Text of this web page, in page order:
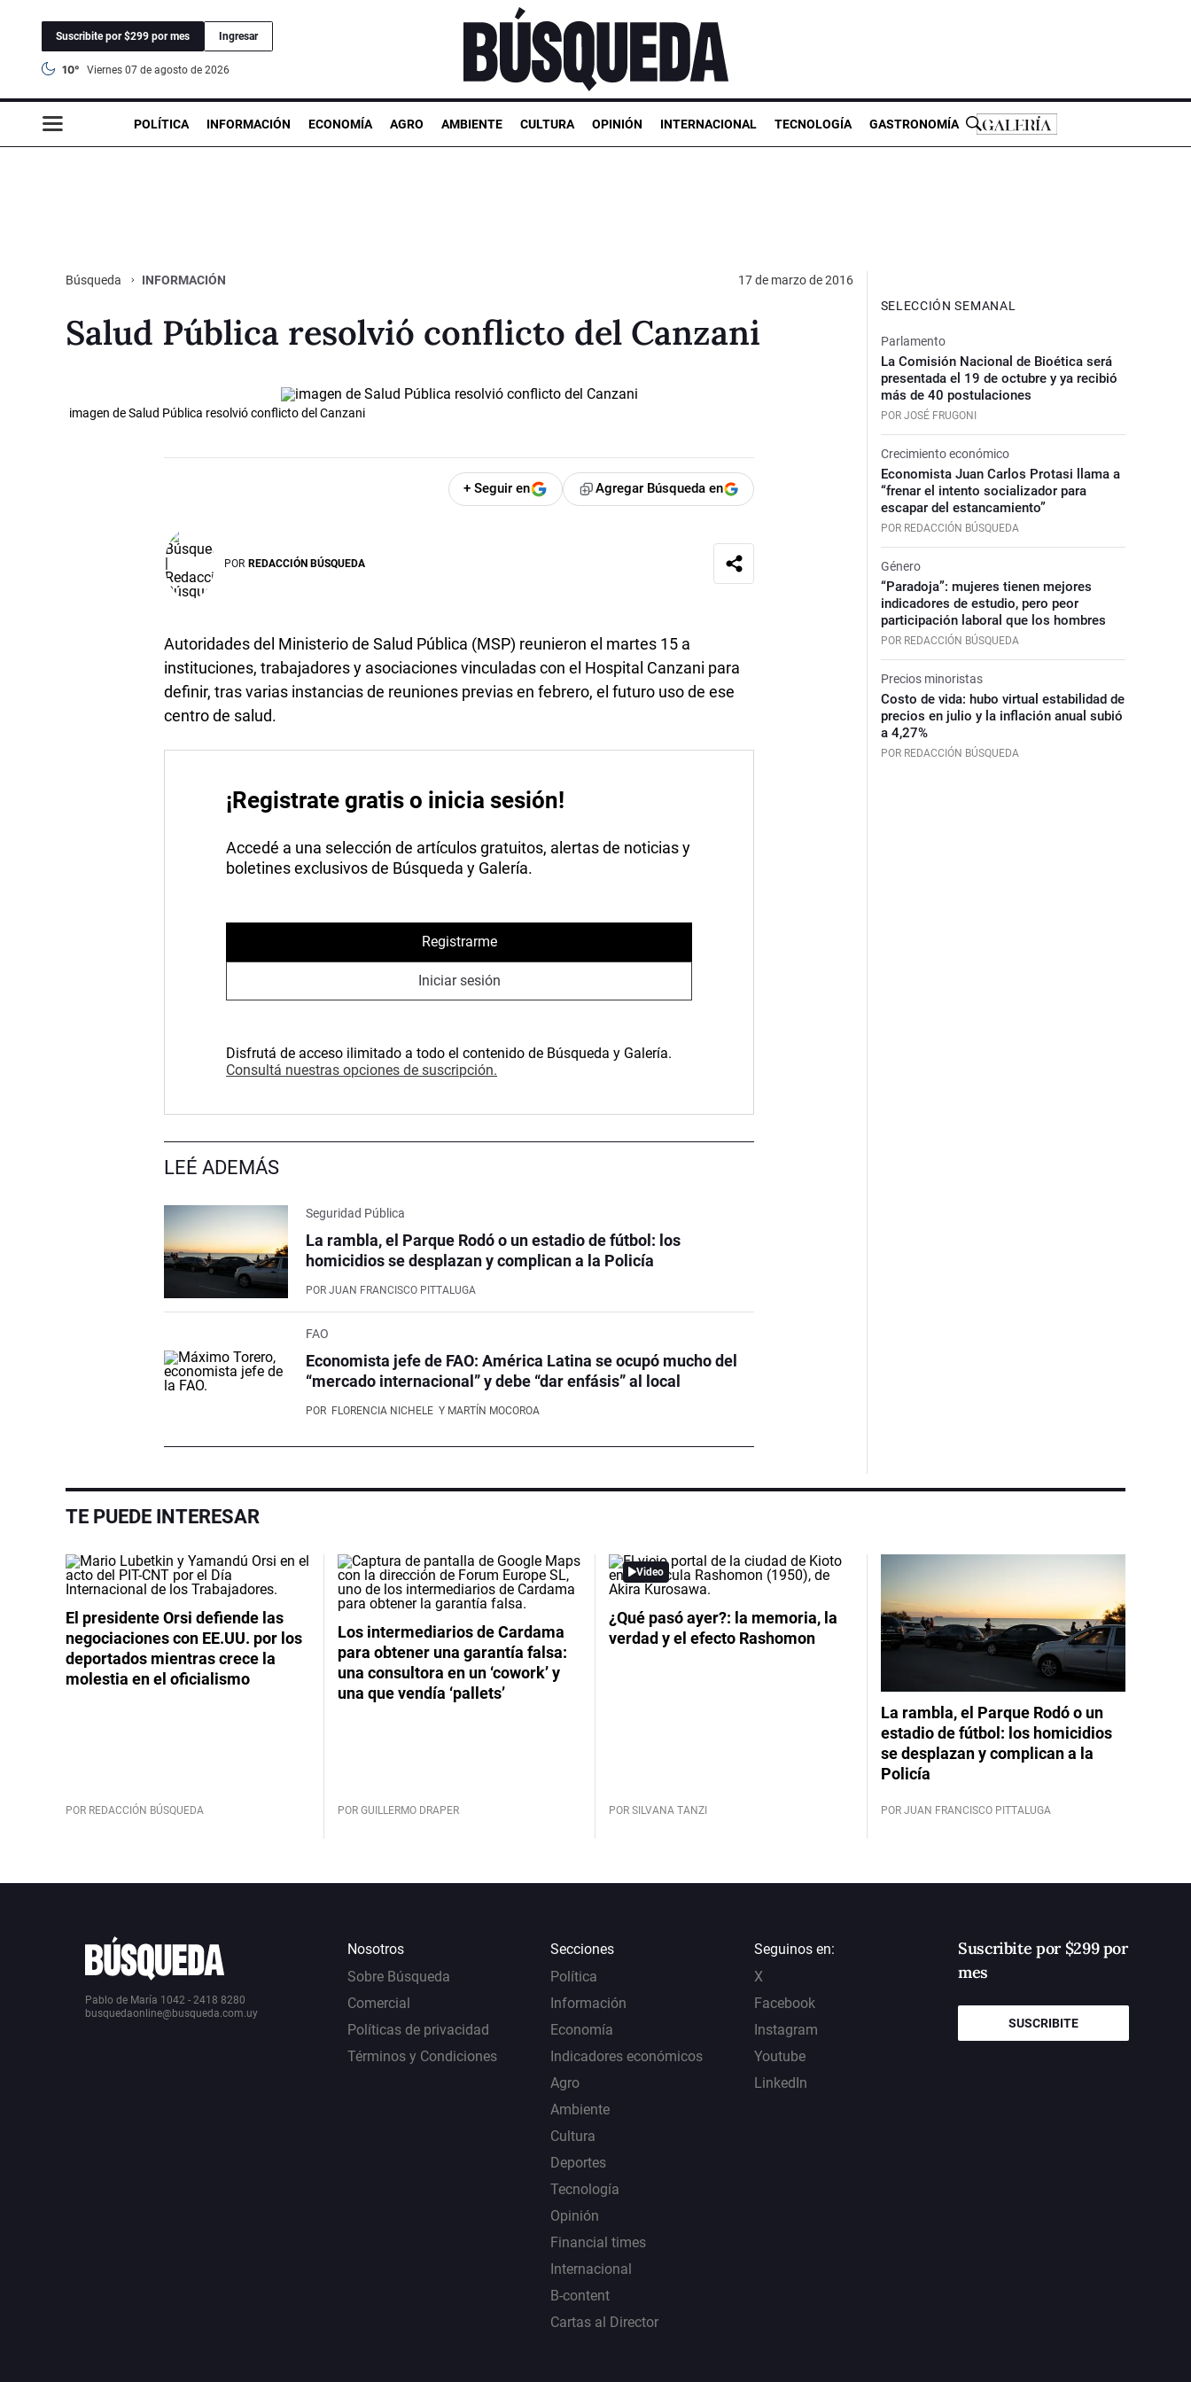
Suscribite por $299 por mes Ingresar
10° viernes 07 de agosto de 2026
POLÍTICA INFORMACIÓN ECONOMÍA AGRO AMBIENTE CULTURA OPINIÓN INTERNACIONAL TECNOLOGÍA GASTRONOMÍA
Búsqueda INFORMACIÓN 17 de marzo de 2016
Salud Pública resolvió conflicto del Canzani
imagen de Salud Pública resolvió conflicto del Canzani
+ Seguir en Agregar Búsqueda en
POR REDACCIÓN BÚSQUEDA
Autoridades del Ministerio de Salud Pública (MSP) reunieron el martes 15 a
instituciones, trabajadores y asociaciones vinculadas con el Hospital Canzani para
definir, tras varias instancias de reuniones previas en febrero, el futuro uso de ese
centro de salud.
¡Registrate gratis o inicia sesión!
Accedé a una selección de artículos gratuitos, alertas de noticias y
boletines exclusivos de Búsqueda y Galería.
Registrarme
Iniciar sesión
Disfrutá de acceso ilimitado a todo el contenido de Búsqueda y Galería.
Consultá nuestras opciones de suscripción.
LEÉ ADEMÁS
Seguridad Pública
La rambla, el Parque Rodó o un estadio de fútbol: los
homicidios se desplazan y complican a la Policía
POR JUAN FRANCISCO PITTALUGA
FAO
Economista jefe de FAO: América Latina se ocupó mucho del
“mercado internacional” y debe “dar enfásis” al local
POR FLORENCIA NICHELE Y MARTÍN MOCOROA
SELECCIÓN SEMANAL
Parlamento
La Comisión Nacional de Bioética será
presentada el 19 de octubre y ya recibió
más de 40 postulaciones
POR JOSÉ FRUGONI
Crecimiento económico
Economista Juan Carlos Protasi llama a
“frenar el intento socializador para
escapar del estancamiento”
POR REDACCIÓN BÚSQUEDA
Género
“Paradoja”: mujeres tienen mejores
indicadores de estudio, pero peor
participación laboral que los hombres
POR REDACCIÓN BÚSQUEDA
Precios minoristas
Costo de vida: hubo virtual estabilidad de
precios en julio y la inflación anual subió
a 4,27%
POR REDACCIÓN BÚSQUEDA
TE PUEDE INTERESAR
El presidente Orsi defiende las
negociaciones con EE.UU. por los
deportados mientras crece la
molestia en el oficialismo
POR REDACCIÓN BÚSQUEDA
Los intermediarios de Cardama
para obtener una garantía falsa:
una consultora en un ‘cowork’ y
una que vendía ‘pallets’
POR GUILLERMO DRAPER
Video
¿Qué pasó ayer?: la memoria, la
verdad y el efecto Rashomon
POR SILVANA TANZI
La rambla, el Parque Rodó o un
estadio de fútbol: los homicidios
se desplazan y complican a la
Policía
POR JUAN FRANCISCO PITTALUGA
Pablo de María 1042 - 2418 8280
busquedaonline@busqueda.com.uy
Nosotros
Sobre Búsqueda
Comercial
Políticas de privacidad
Términos y Condiciones
Secciones
Política
Información
Economía
Indicadores económicos
Agro
Ambiente
Cultura
Deportes
Tecnología
Opinión
Financial times
Internacional
B-content
Cartas al Director
Seguinos en:
X
Facebook
Instagram
Youtube
LinkedIn
Suscribite por $299 por
mes
SUSCRIBITE